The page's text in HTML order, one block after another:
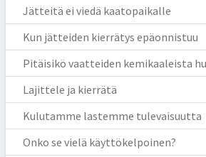
Jätteitä ei viedä kaatopaikalle
Kun jätteiden kierrätys epäonnistuu
Pitäisikö vaatteiden kemikaaleista
Lajittele ja kierrätä
Kulutamme lastemme tulevaisuutta
Onko se vielä käyttökelpoinen?